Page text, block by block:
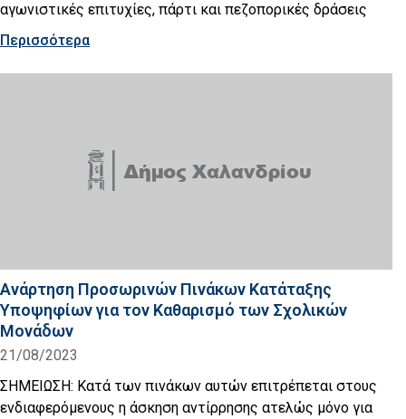
αγωνιστικές επιτυχίες, πάρτι και πεζοπορικές δράσεις
Περισσότερα
Ανάρτηση Προσωρινών Πινάκων Κατάταξης
Υποψηφίων για τον Καθαρισμό των Σχολικών
Μονάδων
21/08/2023
ΣΗΜΕΙΩΣΗ: Κατά των πινάκων αυτών επιτρέπεται στους
ενδιαφερόμενους η άσκηση αντίρρησης ατελώς μόνο για